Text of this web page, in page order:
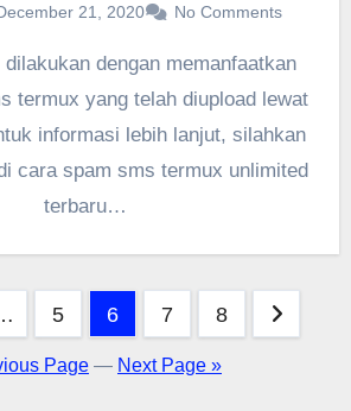
21, 2020 No Comments
termux yang telah diupload lewat
informasi lebih lanjut, silahkan
cara spam sms termux unlimited
terbaru…
5 6 7 8
Page — Next Page »